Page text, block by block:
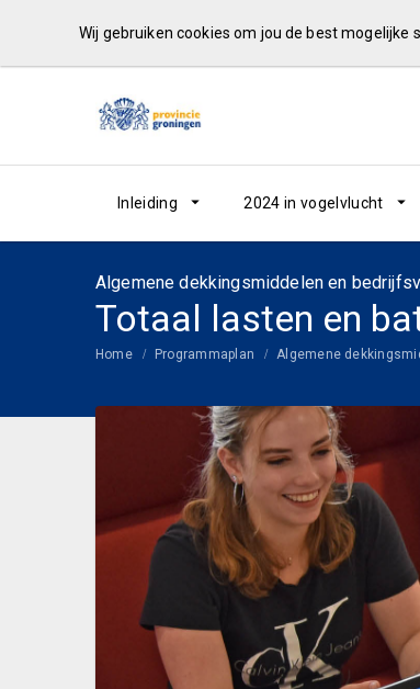
Wij gebruiken cookies om jou de best
Inleiding 2024 in vogelvlucht
Algemene dekkingsmiddelen en
Totaal lasten en
Home Programmaplan Algemene